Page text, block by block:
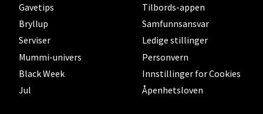
Gavetips
Bryllup
Serviser
Mummi-univers
Black Week
Jul
Tilbords-appen
Samfunnsansvar
Ledige stillinger
Personvern
Innstillinger for Cookies
Åpenhetsloven
Velg
Steinkjer - Thon Senter Steinkjer
Sjøfartsgata 2, 7714 Steinkjer